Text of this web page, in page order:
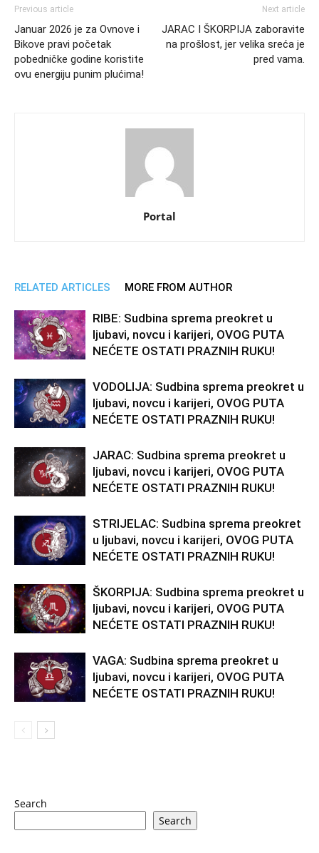
Previous article
Januar 2026 je za Ovnove i
Bikove pravi početak
pobedničke godine koristite
ovu energiju punim plućima!
Next article
JARAC I ŠKORPIJA zaboravite
na prošlost, jer velika sreća je
pred vama.
Portal
RELATED ARTICLES MORE FROM AUTHOR
RIBE: Sudbina sprema preokret u
ljubavi, novcu i karijeri, OVOG PUTA
NEĆETE OSTATI PRAZNIH RUKU!
VODOLIJA: Sudbina sprema preokret u
ljubavi, novcu i karijeri, OVOG PUTA
NEĆETE OSTATI PRAZNIH RUKU!
JARAC: Sudbina sprema preokret u
ljubavi, novcu i karijeri, OVOG PUTA
NEĆETE OSTATI PRAZNIH RUKU!
STRIJELAC: Sudbina sprema preokret
u ljubavi, novcu i karijeri, OVOG PUTA
NEĆETE OSTATI PRAZNIH RUKU!
ŠKORPIJA: Sudbina sprema preokret u
ljubavi, novcu i karijeri, OVOG PUTA
NEĆETE OSTATI PRAZNIH RUKU!
VAGA: Sudbina sprema preokret u
ljubavi, novcu i karijeri, OVOG PUTA
NEĆETE OSTATI PRAZNIH RUKU!
Search
Search